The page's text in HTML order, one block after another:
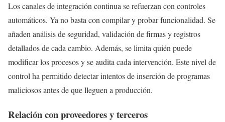
Los canales de integración continua se refuerzan con controles
automáticos. Ya no basta con compilar y probar funcionalidad. Se
añaden análisis de seguridad, validación de firmas y registros
detallados de cada cambio. Además, se limita quién puede
modificar los procesos y se audita cada intervención. Este nivel de
control ha permitido detectar intentos de inserción de programas
maliciosos antes de que lleguen a producción.
Relación con proveedores y terceros